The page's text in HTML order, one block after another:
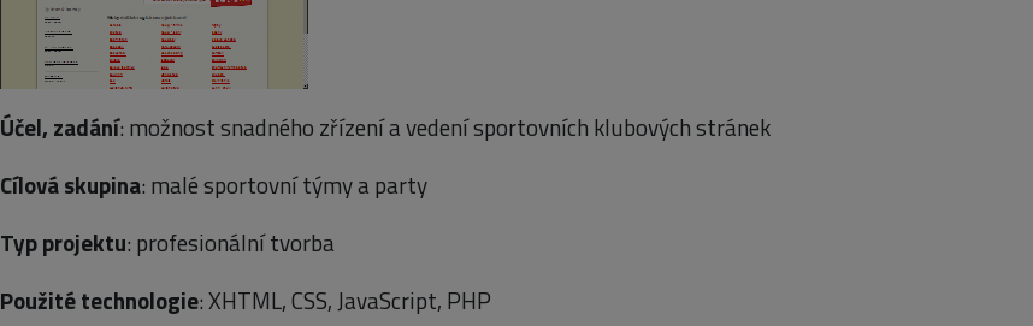
Účel, zadání: možnost snadného zřízení a vedení sportovních klubových stránek
Cílová skupina: malé sportovní týmy a party
Typ projektu: profesionální tvorba
Použité technologie: XHTML, CSS, JavaScript, PHP